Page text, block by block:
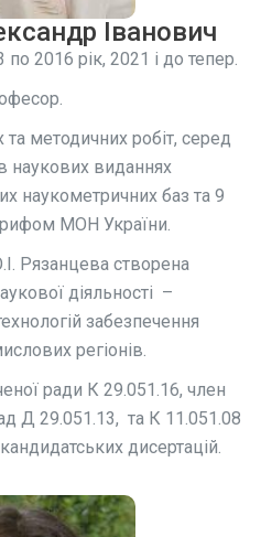
Іванович
2016 рік, 2021 і до тепер.
методичних робіт, серед
наукових виданнях
наукометричних баз та 9
МОН України.
Рязанцева створена
діяльності –
забезпечення
регіонів
ради К 29.051.16, член
Д 29.051.13, та К 11.051.08
дисертацій.